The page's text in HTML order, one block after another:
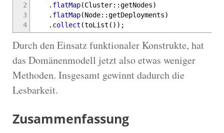
2
3
4
. flatMap(Cluster::getNodes)
. flatMap(Node::getDeployments)
. collect (toList ( ) ) ;
Durch den Einsatz funktionaler Konstrukte, hat
das Domänenmodell jetzt also etwas weniger
Methoden. Insgesamt gewinnt dadurch die
Lesbarkeit.
Zusammenfassung